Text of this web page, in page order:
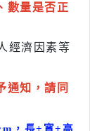
數量是否正
經濟因素等
通知，請同
，長+寬+高